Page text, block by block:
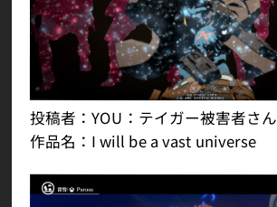
投稿者：YOU：テイガー被害者さん
作品名：I will be a vast universe